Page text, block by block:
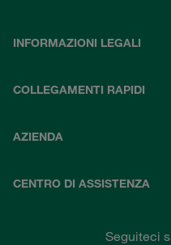
INFORMAZIONI LEGALI
COLLEGAMENTI RAPIDI
AZIENDA
CENTRO DI ASSISTENZA
Seguiteci